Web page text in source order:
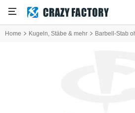
Home Kugeln, Stäbe & mehr Barbell-Stab